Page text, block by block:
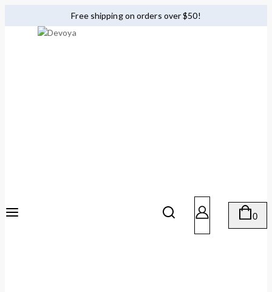
Free shipping on orders over $50!
0